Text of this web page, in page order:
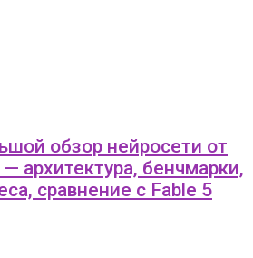
обзор нейросети от
архитектура, бенчмарки,
сравнение с Fable 5